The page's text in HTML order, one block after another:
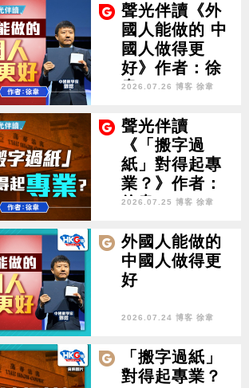
聲光伴讀《外
國人能做的 中
國人做得更
好》作者：徐
韋
2026.07.26 博客 徐韋
聲光伴讀
《「搬字過
紙」對得起專
業？》作者：
徐韋
2026.07.25 博客 徐韋
外國人能做的
中國人做得更
好
2026.07.24 博客 徐韋
「搬字過紙」
對得起專業？